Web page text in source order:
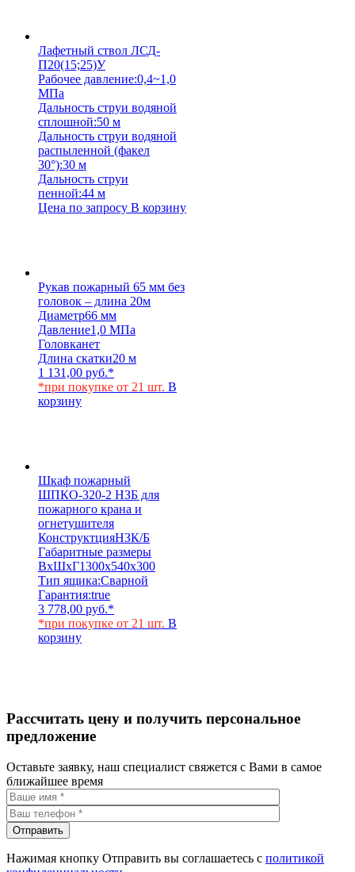
Лафетный ствол ЛСД-
П20(15;25)У
Рабочее давление:0,4~1,0
МПа
Дальность струи водяной
сплошной:50 м
Дальность струи водяной
распыленной (факел
30°):30 м
Дальность струи
пенной:44 м
Цена по запросу В корзину
Рукав пожарный 65 мм без
головок – длина 20м
Диаметр66 мм
Давление1,0 МПа
Головканет
Длина скатки20 м
1 131,00 руб.*
*при покупке от 21 шт. В
корзину
Шкаф пожарный
ШПКО-320-2 НЗБ для
пожарного крана и
огнетушителя
КонструктцияНЗК/Б
Габаритные размеры
ВхШхГ1300х540х300
Тип ящика:Сварной
Гарантия:true
3 778,00 руб.*
*при покупке от 21 шт. В
корзину
Рассчитать цену и получить персональное
предложение
Оставьте заявку, наш специалист свяжется с Вами в самое
ближайшее время
Нажимая кнопку Отправить вы соглашаетесь с политикой